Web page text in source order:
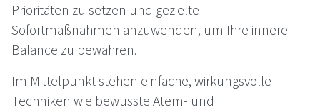
Prioritäten zu setzen und gezielte
Sofortmaßnahmen anzuwenden, um Ihre innere
Balance zu bewahren.
Im Mittelpunkt stehen einfache, wirkungsvolle
Techniken wie bewusste Atem- und